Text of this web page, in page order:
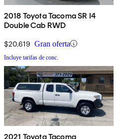
2018 Toyota Tacoma SR I4
Double Cab RWD
$20,619 Gran oferta
Incluye tarifas de conc.
2021 Toyota Tacoma